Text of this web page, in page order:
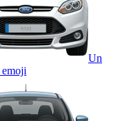
Un
emoji